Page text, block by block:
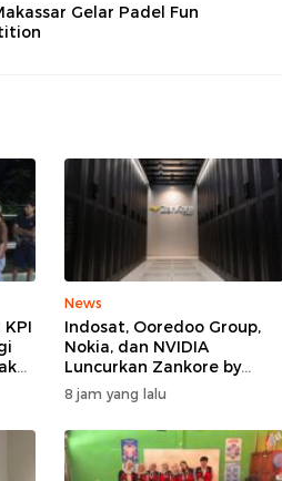
Gelar Padel Fun
News
Indosat, Ooredoo Group,
Nokia, dan NVIDIA
Luncurkan Zankore by
Indosat, Siap Layani
Kawasan Asia-Pasifik
dengan Platform
Infrastruktur AI
Terintegerasi
8 jam yang lalu